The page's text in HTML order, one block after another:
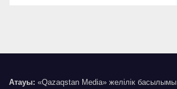
Атауы: «Qazaqstan Media» желілік басылымы